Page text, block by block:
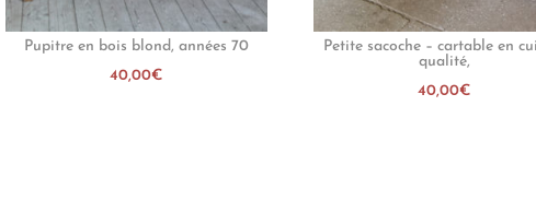
Pupitre en bois blond, années 70
40,00€
Petite sacoche – cartable en
qualité,
40,00€